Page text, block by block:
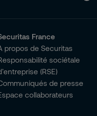
France
propos de Securitas
sociétale
(RSE)
de presse
collaborateurs